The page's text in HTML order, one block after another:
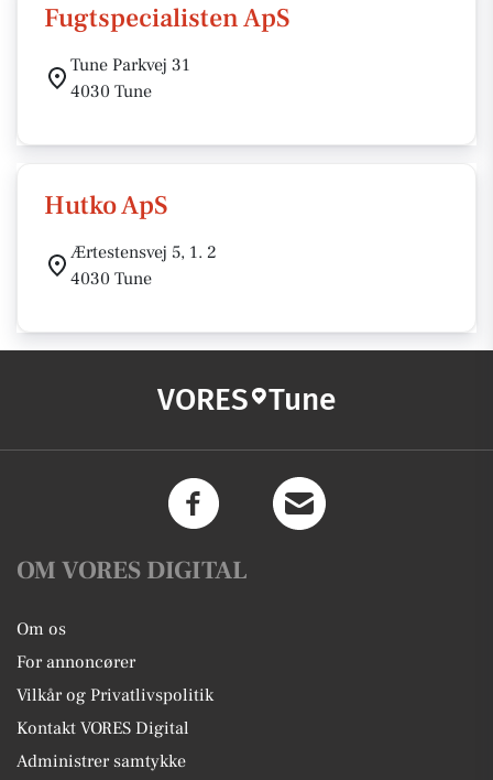
Fugtspecialisten ApS
Tune Parkvej 31
4030 Tune
Hutko ApS
Ærtestensvej 5, 1. 2
4030 Tune
VORES Tune
OM VORES DIGITAL
Om os
For annoncører
Vilkår og Privatlivspolitik
Kontakt VORES Digital
Administrer samtykke